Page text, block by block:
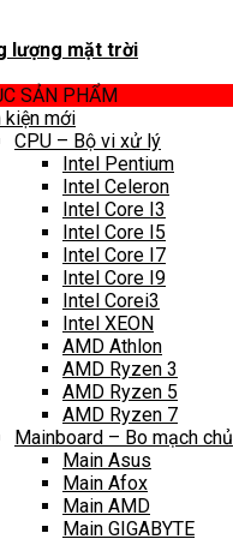
lượng mặt trời
SẢN PHẨM
kiện mới
CPU – Bộ vi xử lý
Intel Pentium
Intel Celeron
Intel Core I3
Intel Core I5
Intel Core I7
Intel Core I9
Intel Corei3
Intel XEON
AMD Athlon
AMD Ryzen 3
AMD Ryzen 5
AMD Ryzen 7
Mainboard – Bo mạch chủ
Main Asus
Main Afox
Main AMD
Main GIGABYTE